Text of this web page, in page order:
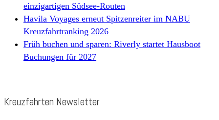
einzigartigen Südsee-Routen
Havila Voyages erneut Spitzenreiter im NABU
Kreuzfahrtranking 2026
Früh buchen und sparen: Riverly startet Hausboot
Buchungen für 2027
Kreuzfahrten Newsletter